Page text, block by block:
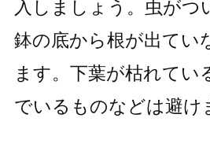
入しましょう。虫がつ
鉢の底から根が出てい
ます。下葉が枯れてい
でいるものなどは避け